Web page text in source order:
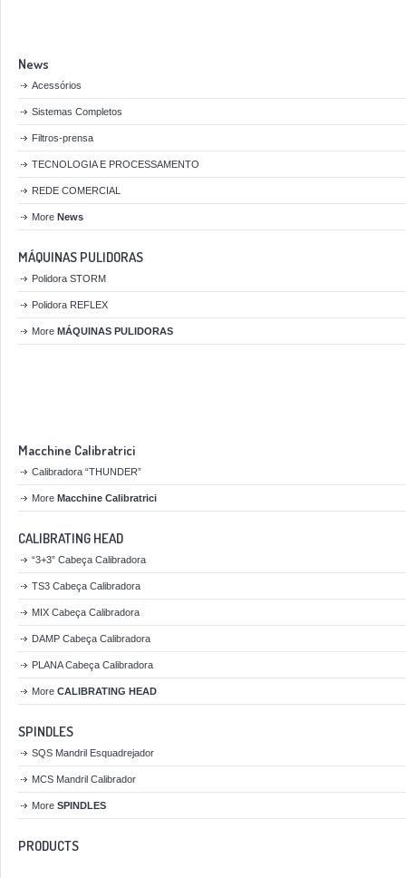
News
Acessórios
Sistemas Completos
Filtros-prensa
TECNOLOGIA E PROCESSAMENTO
REDE COMERCIAL
More News
MÁQUINAS PULIDORAS
Polidora STORM
Polidora REFLEX
More MÁQUINAS PULIDORAS
Macchine Calibratrici
Calibradora “THUNDER”
More Macchine Calibratrici
CALIBRATING HEAD
“3+3” Cabeça Calibradora
TS3 Cabeça Calibradora
MIX Cabeça Calibradora
DAMP Cabeça Calibradora
PLANA Cabeça Calibradora
More CALIBRATING HEAD
SPINDLES
SQS Mandril Esquadrejador
MCS Mandril Calibrador
More SPINDLES
PRODUCTS